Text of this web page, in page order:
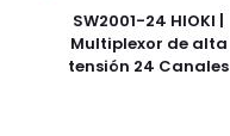
SW2001-24 HIOKI |
Multiplexor de alta
tensión 24 Canales